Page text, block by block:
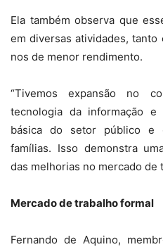
Ela também observa que
em diversas atividades,
nos de menor rendimento.
“Tivemos expansão no
tecnologia da informação e
básica do setor público e
famílias. Isso demonstra
das melhorias no mercado de
Mercado de trabalho formal
Fernando de Aquino,